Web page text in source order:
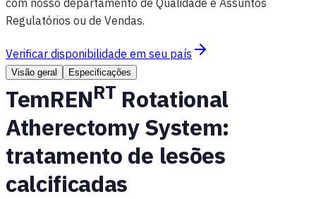
Regulatórios ou de Vendas.
Verificar disponibilidade em seu país
Visão geral Especificações
TemRENRT Rotational
Atherectomy System:
tratamento de lesões
calcificadas